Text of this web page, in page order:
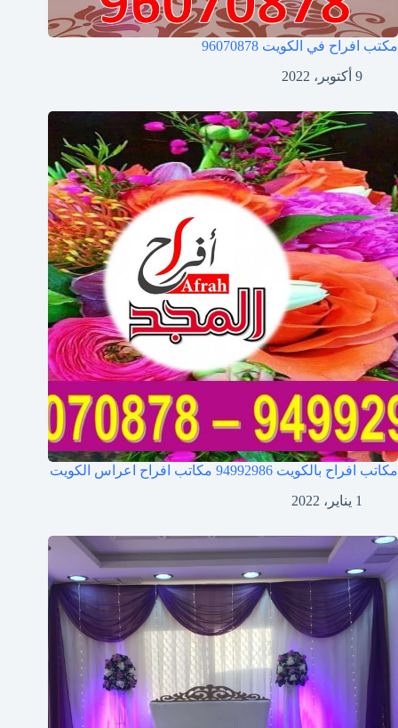
مكتب افراح في الكويت 96070878
9 أكتوبر، 2022
مكاتب افراح بالكويت 94992986 مكاتب افراح اعراس الكويت
1 يناير، 2022